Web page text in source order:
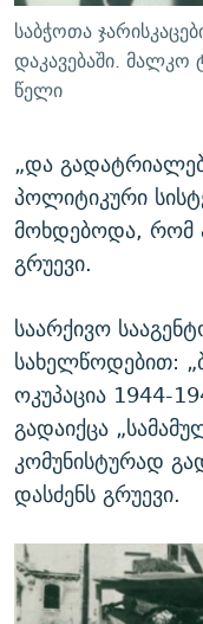
საბჭოთა
დაკავებაში. მალკო
წელი
„და
პოლიტიკური
მოხდებოდა, რომ
გრუევი.
საარქივო
სახელწოდებით:
ოკუპაცია 1944-
გადაიქცა
კომუნისტურად
დასძენს გრუევი.